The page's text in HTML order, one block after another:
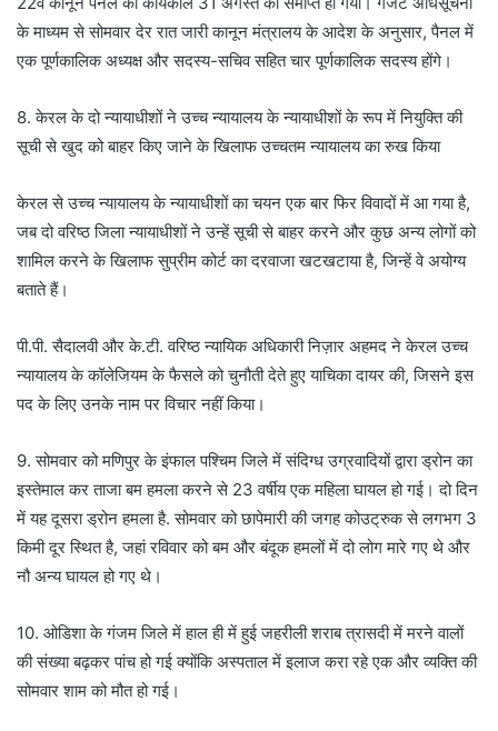
के माध्यम से सोमवार देर रात जारी कानून मंत्रालय के आदेश के अनुसार, पैनल में
एक पूर्णकालिक अध्यक्ष और सदस्य-सचिव सहित चार पूर्णकालिक सदस्य होंगे।
8. केरल के दो न्यायाधीशों ने उच्च न्यायालय के न्यायाधीशों के रूप में नियुक्ति की
सूची से खुद को बाहर किए जाने के खिलाफ उच्चतम न्यायालय का रुख किया
केरल से उच्च न्यायालय के न्यायाधीशों का चयन एक बार फिर विवादों में आ गया है,
जब दो वरिष्ठ जिला न्यायाधीशों ने उन्हें सूची से बाहर करने और कुछ अन्य लोगों को
शामिल करने के खिलाफ सुप्रीम कोर्ट का दरवाजा खटखटाया है, जिन्हें वे अयोग्य
बताते हैं।
पी.पी. सैदालवी और के.टी. वरिष्ठ न्यायिक अधिकारी निज़ार अहमद ने केरल उच्च
न्यायालय के कॉलेजियम के फैसले को चुनौती देते हुए याचिका दायर की, जिसने इस
पद के लिए उनके नाम पर विचार नहीं किया।
9. सोमवार को मणिपुर के इंफाल पश्चिम जिले में संदिग्ध उग्रवादियों द्वारा ड्रोन का
इस्तेमाल कर ताजा बम हमला करने से 23 वर्षीय एक महिला घायल हो गई। दो दिन
में यह दूसरा ड्रोन हमला है. सोमवार को छापेमारी की जगह कोउट्रुक से लगभग 3
किमी दूर स्थित है, जहां रविवार को बम और बंदूक हमलों में दो लोग मारे गए थे और
नौ अन्य घायल हो गए थे।
10. ओडिशा के गंजम जिले में हाल ही में हुई जहरीली शराब त्रासदी में मरने वालों
की संख्या बढ़कर पांच हो गई क्योंकि अस्पताल में इलाज करा रहे एक और व्यक्ति की
सोमवार शाम को मौत हो गई।